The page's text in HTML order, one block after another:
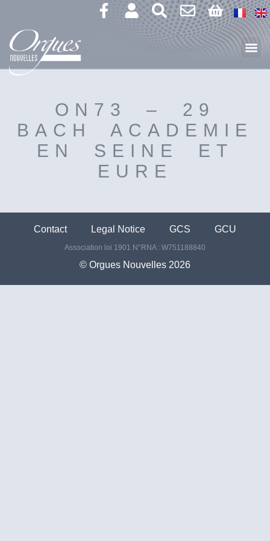
ON73 – 29
BACH ACADEMIE
EN SEINE ET
EURE
©️ Orgues Nouvelles 2026
Association loi 1901 N°RNA : W751188840
Contact Legal Notice GCS GCU